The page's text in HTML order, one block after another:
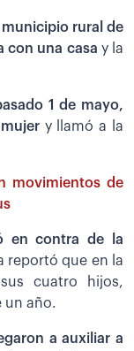
rural de
con una casa y la
1 de mayo,
y llamó a la
movimientos de
en contra de la
reportó que en la
cuatro hijos,
un año.
a auxiliar a